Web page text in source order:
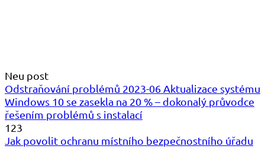
Neu post
Odstraňování problémů 2023-06 Aktualizace systému
Windows 10 se zasekla na 20 % – dokonalý průvodce
řešením problémů s instalací
123
Jak povolit ochranu místního bezpečnostního úřadu